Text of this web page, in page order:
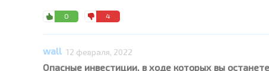
0 4
wall 12 февраля, 2022
Опасные инвестиции, в ходе которых вы